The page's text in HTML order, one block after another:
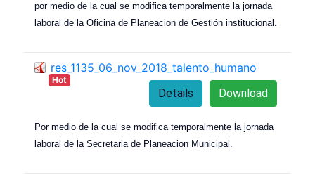
por medio de la cual se modifica temporalmente la jornada
laboral de la Oficina de Planeacion de Gestión institucional.
res_1135_06_nov_2018_talento_humano
Hot
Download
Details
Por medio de la cual se modifica temporalmente la jornada
laboral de la Secretaria de Planeacion Municipal.